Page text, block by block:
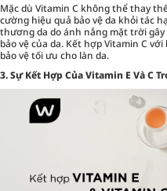
Mặc dù Vitamin C không thể thay
cường hiệu quả bảo vệ da khỏi tác
thương da do ánh nắng mặt trời
bảo vệ của da. Kết hợp Vitamin C
bảo vệ tối ưu cho làn da.
3. Sự Kết Hợp Của Vitamin E Và C